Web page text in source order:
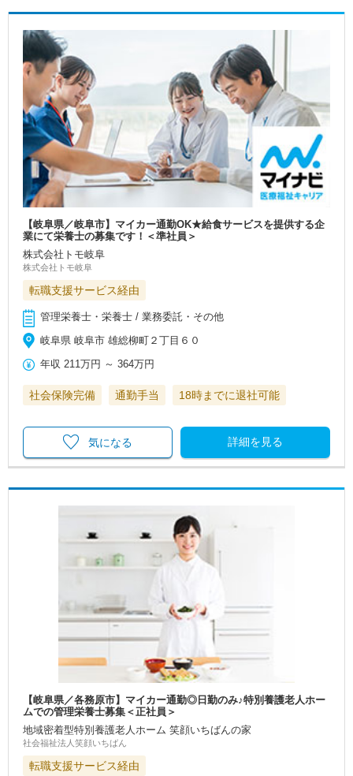
【岐阜県／岐阜市】マイカー通勤OK★給食サービスを提供する企
業にて栄養士の募集です！＜準社員＞
株式会社トモ岐阜
株式会社トモ岐阜
転職支援サービス経由
管理栄養士・栄養士 / 業務委託・その他
岐阜県 岐阜市 雄総柳町２丁目６０
年収 211万円 ～364万円
社会保険完備 通勤手当 18時までに退社可能
詳細を見る
気になる
【岐阜県／各務原市】マイカー通勤◎日勤のみ♪特別養護老人ホー
ムでの管理栄養士募集＜正社員＞
地域密着型特別養護老人ホーム 笑顔いちばんの家
社会福祉法人笑顔いちばん
転職支援サービス経由